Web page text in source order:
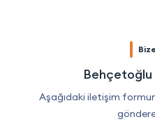
Aşağıdaki iletişim